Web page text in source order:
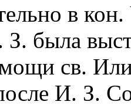
в
была
св.
И. З.